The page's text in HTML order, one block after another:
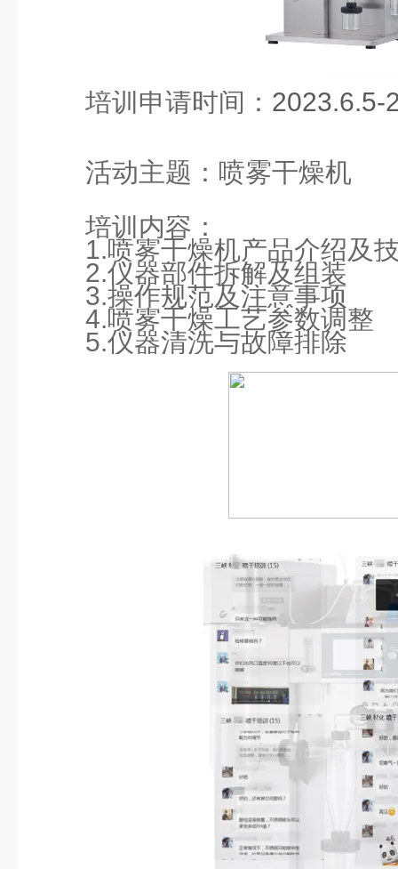
培训申请时间： 2023.6.5-
活动主题： 喷雾干燥机
培训内容：
1.喷雾干燥机产品介绍及
2.仪器部件拆解及组装
3.操作规范及注意事项
4.喷雾干燥工艺参数调整
5.仪器清洗与故障排除